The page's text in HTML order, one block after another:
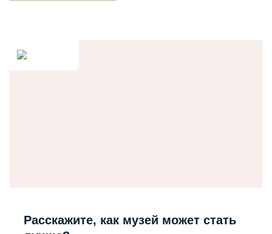
Расскажите, как музей может стать